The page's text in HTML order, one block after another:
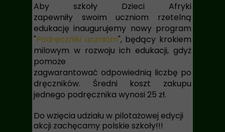
Aby szkoły Dzieci Afryki
zapewniły swoim uczniom rzetelną
edukację inaugurujemy nowy program
"Podręczniki uczniom", będący krokiem
milowym w rozwoju ich edukacji, gdyż
pomoże
zagwarantować odpowiednią liczbę po
dręczników. Średni koszt zakupu
jednego podręcznika wynosi 25 zł.
Do wzięcia udziału w pilotażowej edycji
akcji zachęcamy polskie szkoły!!!